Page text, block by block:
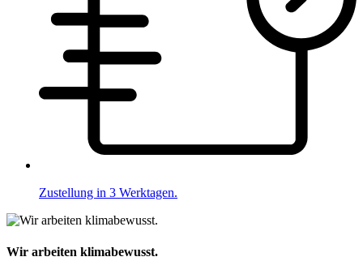
Zustellung in 3 Werktagen.
Wir arbeiten klimabewusst.